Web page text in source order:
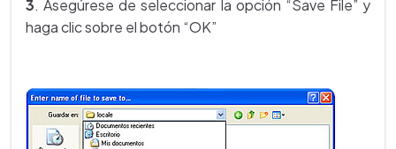
3. Asegúrese de seleccionar la opción “Save File” y
haga clic sobre el botón “OK”